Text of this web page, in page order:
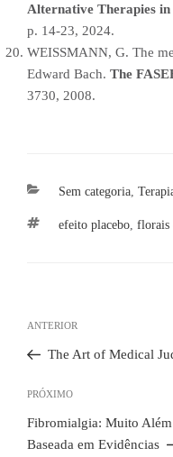
Alternative Therapies
p. 14-23, 2024.
WEISSMANN, G. The
Edward Bach. The
3730, 2008.
Categorias
Sem categoria,
Tags
efeito placebo, florais
de
Post
Post
anterior
ANTERIOR
The Art of Medical
Próximo
post
PRÓXIMO
Fibromialgia: Muito
Baseada em Evidências